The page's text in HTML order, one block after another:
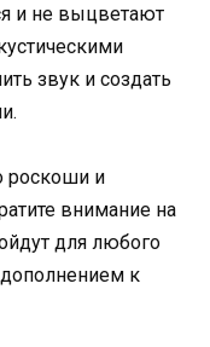
и не выцветают
звук и создать
роскоши и
внимание на
для любого
к